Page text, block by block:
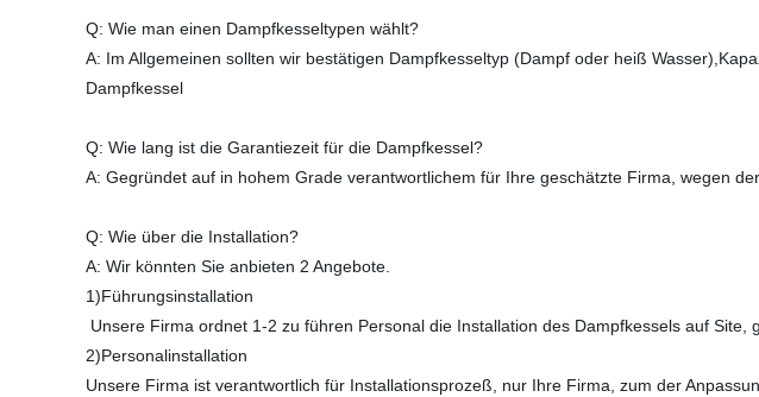
Q: Wie man einen Dampfkesseltypen wählt?
A: Im Allgemeinen sollten wir bestätigen Dampfkesseltyp (Dampf oder heiß
Dampfkessel
Q: Wie lang ist die Garantiezeit für die Dampfkessel?
A: Gegründet auf in hohem Grade verantwortlichem für Ihre geschätzte Firma, wegen
Q: Wie über die Installation?
A: Wir könnten Sie anbieten 2 Angebote.
1)Führungsinstallation
Unsere Firma ordnet 1-2 zu führen Personal die Installation des Dampfkessels auf Site,
2)Personalinstallation
Unsere Firma ist verantwortlich für Installationsprozeß, nur Ihre Firma, zum der